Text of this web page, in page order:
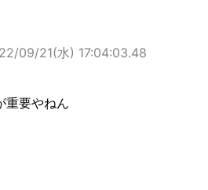
09/21(水) 17:04:03.48
重要やねん